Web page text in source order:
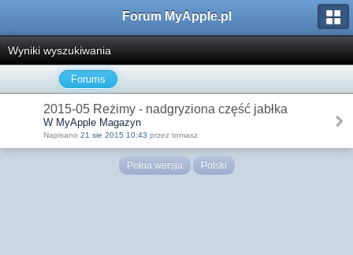
Forum MyApple.pl
Wyniki wyszukiwania
Forums
2015-05 Reżimy - nadgryziona część jabłka
W MyApple Magazyn
Napisano 21 sie 2015 10:43 przez tomasz
Pełna wersja Polski